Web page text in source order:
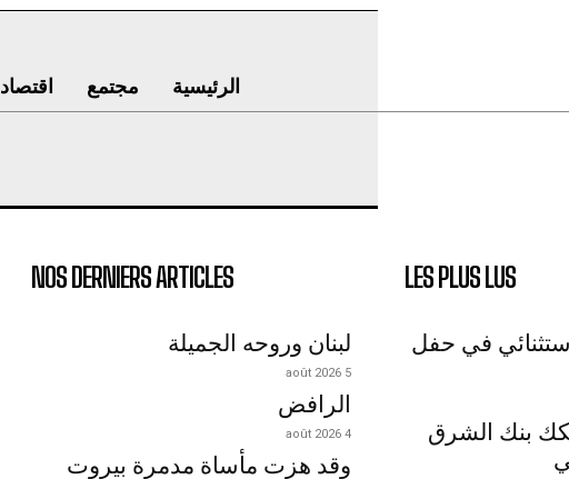
الرئيسية مجتمع اقتصاد
NOS DERNIERS ARTICLES
لبنان وروحه الجميلة
5 août 2026
الرافض
4 août 2026
وقد هزت مأساة مدمرة بيروت
LES PLUS LUS
في حفل
بنك الشرق